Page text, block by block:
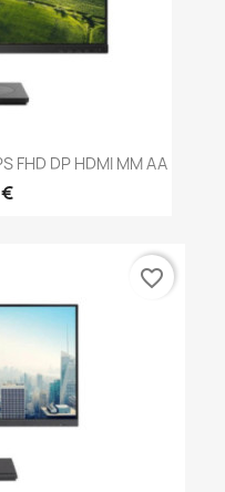
FHD DP HDMI MM AA
favorite_border